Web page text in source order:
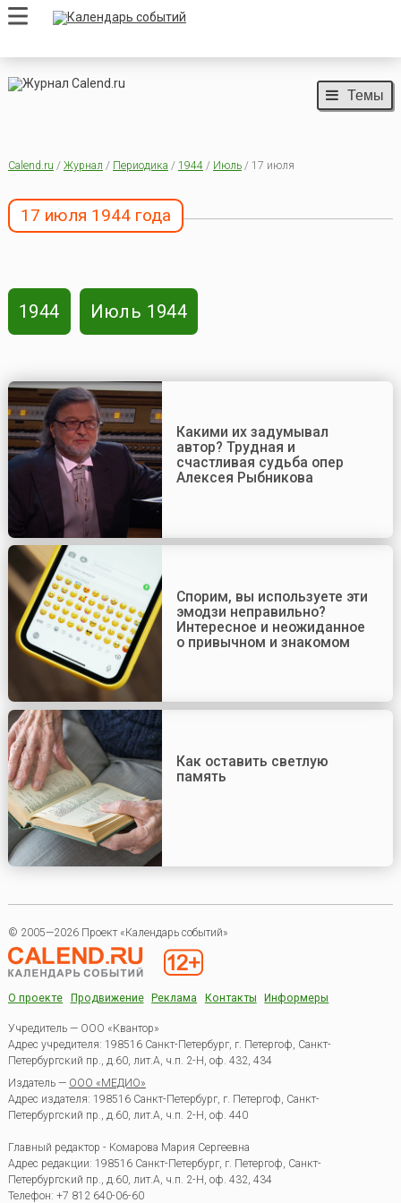
Темы
Calend.ru / Журнал / Периодика / 1944/ Июль/ 17 июля
17 июля 1944 года
1944 Июль 1944
Какими их задумывал
автор? Трудная и
счастливая судьба опер
Алексея Рыбникова
Спорим, вы используете эти
эмодзи неправильно?
Интересное и неожиданное
о привычном и знакомом
Как оставить светлую
память
© 2005—2026 Проект «Календарь событий»
О проекте Продвижение Реклама Контакты Информеры
Учредитель — ООО «Квантор»
Адрес учредителя: 198516 Санкт-Петербург, г. Петергоф, Санкт-
Петербургский пр., д.60, лит.А, ч.п. 2-Н, оф. 432, 434
Издатель — ООО «МЕДИО»
Адрес издателя: 198516 Санкт-Петербург, г. Петергоф, Санкт-
Петербургский пр., д.60, лит.А, ч.п. 2-Н, оф. 440
Главный редактор - Комарова Мария Сергеевна
Адрес редакции: 198516 Санкт-Петербург, г. Петергоф, Санкт-
Петербургский пр., д.60, лит.А, ч.п. 2-Н, оф. 432, 434
Телефон: +7 812 640-06-60